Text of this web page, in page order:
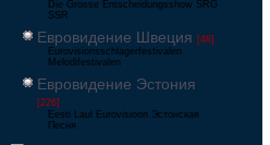
Die Grosse Entscheidungsshow SRG
SSR
Евровидение Швеция [48]
Eurovisionsschlagerfestivalen
Melodifestivalen
Евровидение Эстония
[226]
Eesti Laul Eurovisioon Эстонская
Песня